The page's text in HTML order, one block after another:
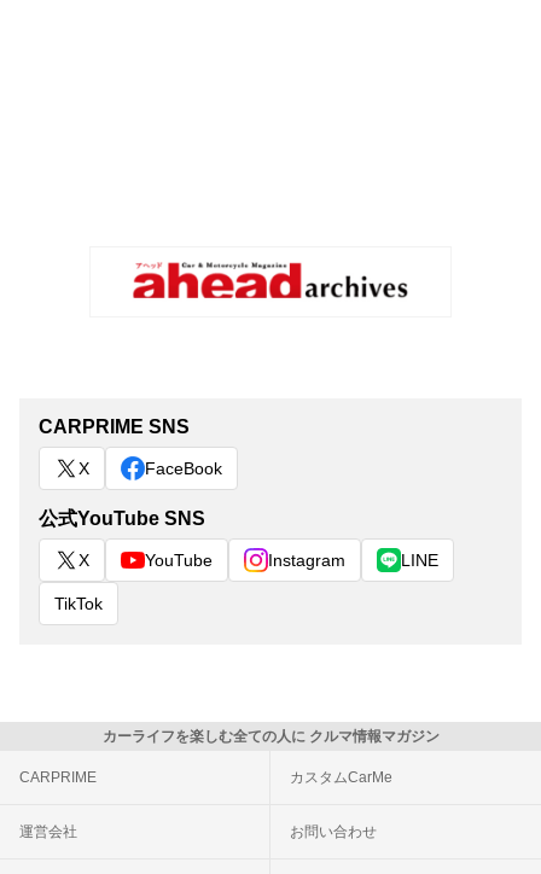
CARPRIME SNS
X FaceBook
公式YouTube SNS
X YouTube Instagram LINE
TikTok
カーライフを楽しむ全ての人に クルマ情報マガジン
CARPRIME カスタムCarMe
運営会社 お問い合わせ